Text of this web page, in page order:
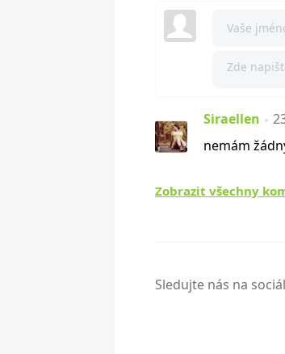
Siraellen
nemám
Zobrazit všechny
Sledujte nás na